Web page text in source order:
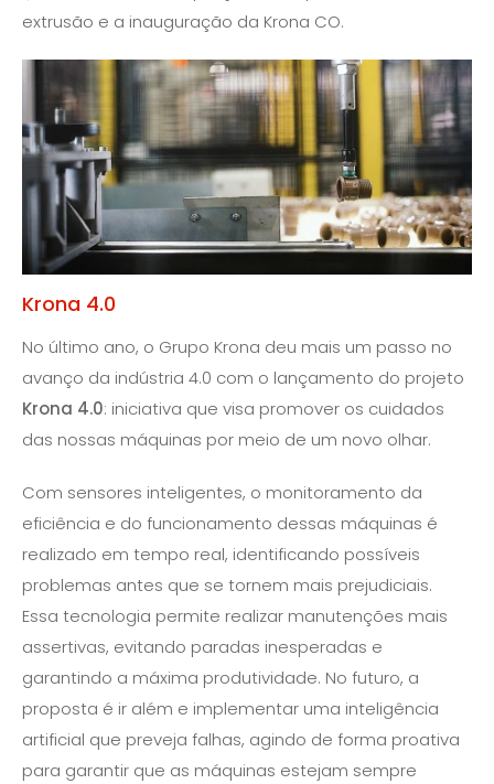
extrusão e a inauguração da Krona CO.
Krona 4.0
No último ano, o Grupo Krona deu mais um passo no
avanço da indústria 4.0 com o lançamento do projeto
Krona 4.0: iniciativa que visa promover os cuidados
das nossas máquinas por meio de um novo olhar.
Com sensores inteligentes, o monitoramento da
eficiência e do funcionamento dessas máquinas é
realizado em tempo real, identificando possíveis
problemas antes que se tornem mais prejudiciais.
Essa tecnologia permite realizar manutenções mais
assertivas, evitando paradas inesperadas e
garantindo a máxima produtividade. No futuro, a
proposta é ir além e implementar uma inteligência
artificial que preveja falhas, agindo de forma proativa
para garantir que as máquinas estejam sempre